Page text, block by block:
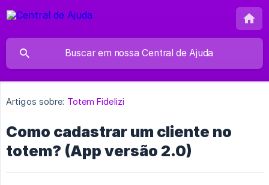
Artigos sobre: Totem Fidelizi
Como cadastrar um cliente no
totem? (App versão 2.0)